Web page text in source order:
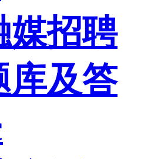
媒招聘
库及答